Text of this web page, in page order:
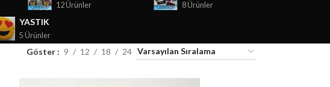
12 Ürünler 8 Ürünler
YASTIK
5 Ürünler
Göster 9 12 18 24